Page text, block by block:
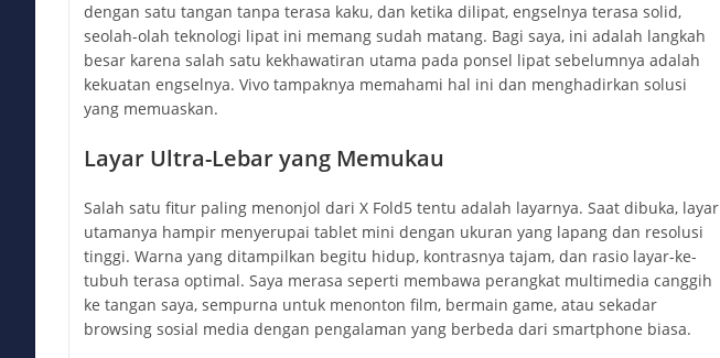
dengan satu tangan tanpa terasa kaku, dan ketika dilipat, engselnya terasa solid,
seolah-olah teknologi lipat ini memang sudah matang. Bagi saya, ini adalah langkah
besar karena salah satu kekhawatiran utama pada ponsel lipat sebelumnya adalah
kekuatan engselnya. Vivo tampaknya memahami hal ini dan menghadirkan solusi
yang memuaskan.
Layar Ultra-Lebar yang Memukau
Salah satu fitur paling menonjol dari X Fold5 tentu adalah layarnya. Saat dibuka, layar
utamanya hampir menyerupai tablet mini dengan ukuran yang lapang dan resolusi
tinggi. Warna yang ditampilkan begitu hidup, kontrasnya tajam, dan rasio layar-ke-
tubuh terasa optimal. Saya merasa seperti membawa perangkat multimedia canggih
ke tangan saya, sempurna untuk menonton film, bermain game, atau sekadar
browsing sosial media dengan pengalaman yang berbeda dari smartphone biasa.